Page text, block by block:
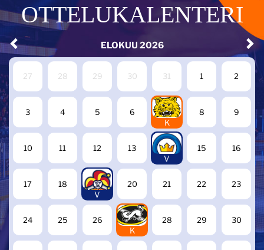
OTTELUKALENTERI
ELOKUU 2026
27 28 29 30 31 1 2
3 4 5 6
7
K
8 9
10 11 12 13
14
V
15 16
17 18
19
V
20 21 22 23
24 25 26
27
K
28 29 30